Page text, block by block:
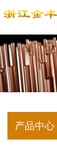
产品中心